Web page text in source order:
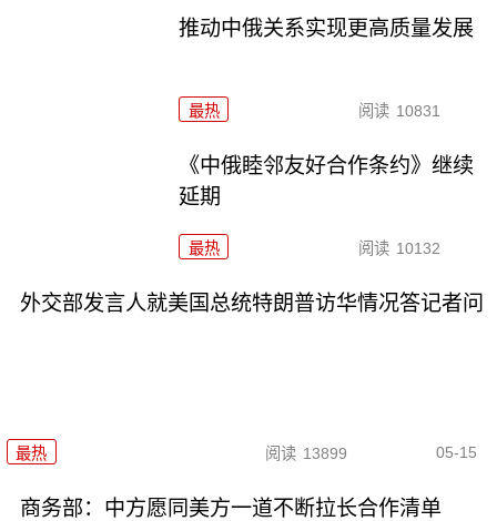
推动中俄关系实现更高质量发展
最热 阅读 10831
《中俄睦邻友好合作条约》继续
延期
最热 阅读 10132
外交部发言人就美国总统特朗普访华情况答记者问
最热 阅读 13899 05-15
商务部：中方愿同美方一道不断拉长合作清单